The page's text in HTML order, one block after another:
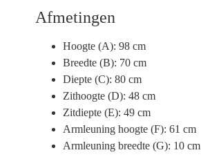
Afmetingen
Hoogte (A): 98 cm
Breedte (B): 70 cm
Diepte (C): 80 cm
Zithoogte (D): 48 cm
Zitdiepte (E): 49 cm
Armleuning hoogte (F): 61 cm
Armleuning breedte (G): 10 cm